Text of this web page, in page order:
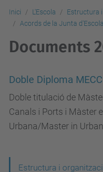
Inici L'Escola
Estructura
Acords de la Junta d'Escola
Documents
Doble Diploma
Doble titulació de
Canals i Ports i Màster
Urbana/Master in
Estructura i